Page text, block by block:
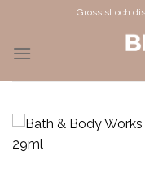
content
Grossist och